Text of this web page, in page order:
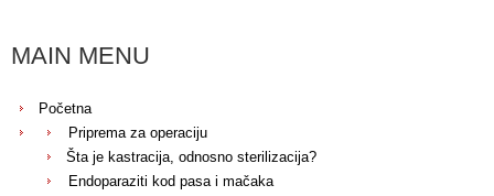
MAIN MENU
Početna
Priprema za operaciju
Šta je kastracija, odnosno sterilizacija?
Endoparaziti kod pasa i mačaka